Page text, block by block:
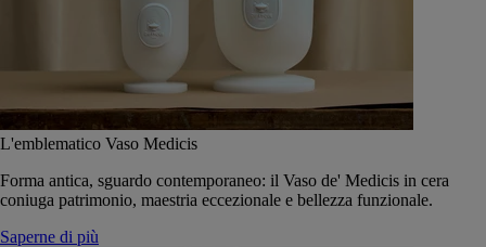
L'emblematico Vaso Medicis
Forma antica, sguardo contemporaneo: il Vaso de' Medicis in cera
coniuga patrimonio, maestria eccezionale e bellezza funzionale.
Saperne di più